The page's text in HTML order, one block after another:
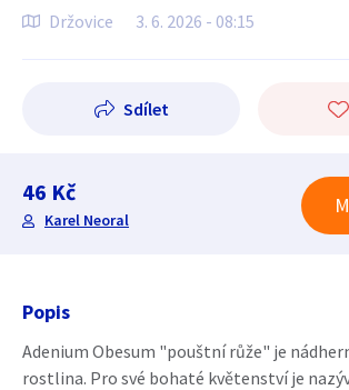
Držovice 3. 6. 2026 - 08:15
Sdílet
46 Kč
Karel Neoral
Popis
Adenium Obesum "pouštní růže" je
rostlina. Pro své bohaté květenství je